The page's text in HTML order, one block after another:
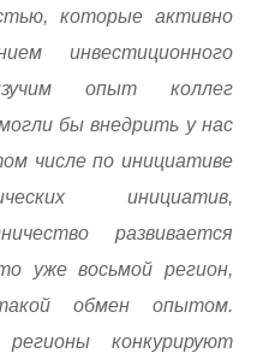
которые активно
инвестиционного
опыт коллег
бы внедрить у нас
числе по инициативе
инициатив,
развивается
уже восьмой регион,
обмен опытом.
конкурируют